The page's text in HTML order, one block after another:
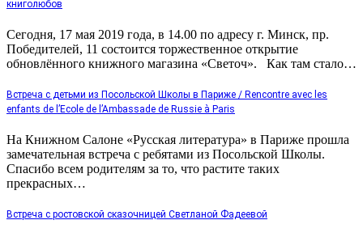
книголюбов
Сегодня, 17 мая 2019 года, в 14.00 по адресу г. Минск, пр.
Победителей, 11 состоится торжественное открытие
обновлённого книжного магазина «Светоч». Как там стало…
Встреча с детьми из Посольской Школы в Париже / Rencontre avec les
enfants de l’Ecole de l’Ambassade de Russie à Paris
На Книжном Салоне «Русская литература» в Париже прошла
замечательная встреча с ребятами из Посольской Школы.
Спасибо всем родителям за то, что растите таких
прекрасных…
Встреча с ростовской сказочницей Светланой Фадеевой